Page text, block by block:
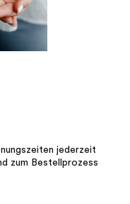
jederzeit
zum Bestellprozess